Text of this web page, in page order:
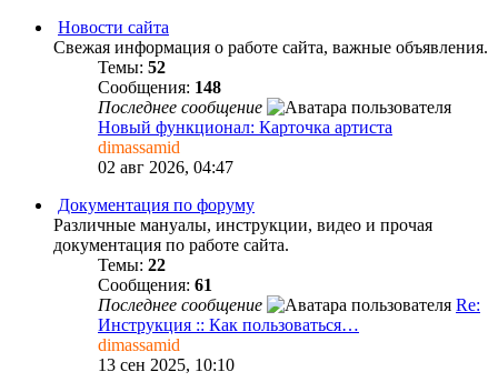
Новости сайта
Свежая информация о работе сайта, важные объявления.
Темы: 52
Сообщения: 148
Последнее сообщение
Новый функционал: Карточка артиста
dimassamid
02 авг 2026, 04:47
Документация по форуму
Различные мануалы, инструкции, видео и прочая
документация по работе сайта.
Темы: 22
Сообщения: 61
Последнее сообщение
Re:
Инструкция :: Как пользоваться…
dimassamid
13 сен 2025, 10:10